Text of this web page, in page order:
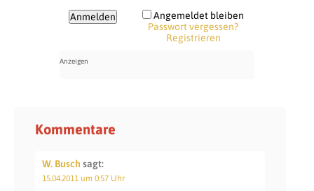
Angemeldet bleiben
Passwort vergessen?
Registrieren
Kommentare
W. Busch sagt:
15.04.2011 um 0:57 Uhr